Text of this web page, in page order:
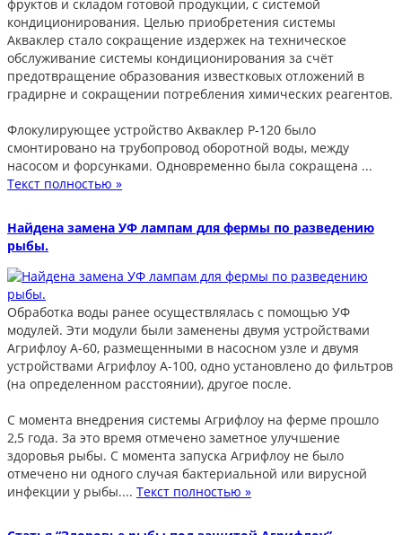
фруктов и складом готовой продукции, с системой
кондиционирования. Целью приобретения системы
Акваклер стало сокращение издержек на техническое
обслуживание системы кондиционирования за счёт
предотвращение образования известковых отложений в
градирне и сокращении потребления химических реагентов.
Флокулирующее устройство Акваклер Р-120 было
смонтировано на трубопровод оборотной воды, между
насосом и форсунками. Одновременно была сокращена ...
Текст полностью »
Найдена замена УФ лампам для фермы по разведению
рыбы.
Обработка воды ранее осуществлялась с помощью УФ
модулей. Эти модули были заменены двумя устройствами
Агрифлоу A-60, размещенными в насосном узле и двумя
устройствами Агрифлоу A-100, одно установлено до фильтров
(на определенном расстоянии), другое после.
С момента внедрения системы Агрифлоу на ферме прошло
2,5 года. За это время отмечено заметное улучшение
здоровья рыбы. С момента запуска Агрифлоу не было
отмечено ни одного случая бактериальной или вирусной
инфекции у рыбы.... Текст полностью »